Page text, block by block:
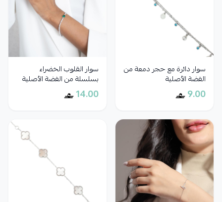
سوار دائرة مع حجر دمعة من
الفضة الأصلية
9.00
سوار القلوب الخضراء
بسلسلة من الفضة الأصلية
14.00